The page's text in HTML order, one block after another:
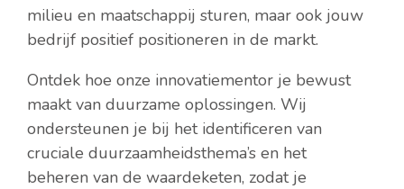
milieu en maatschappij sturen, maar ook jouw
bedrijf positief positioneren in de markt.
Ontdek hoe onze innovatiementor je bewust
maakt van duurzame oplossingen. Wij
ondersteunen je bij het identificeren van
cruciale duurzaamheidsthema’s en het
beheren van de waardeketen, zodat je